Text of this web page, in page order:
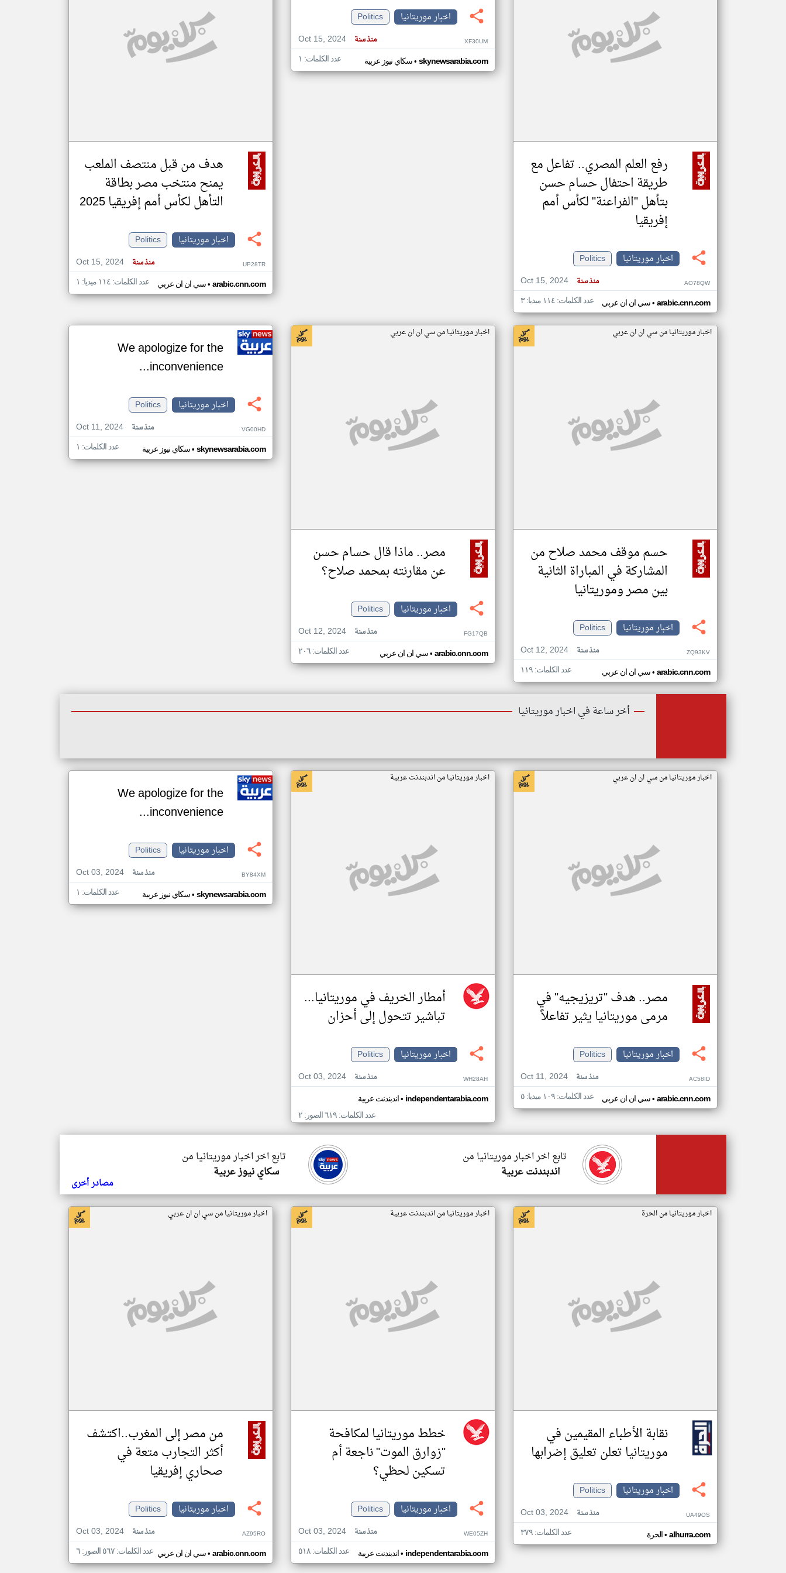
مصادر الأخبار من موريتانيا
رفع العلم المصري.. تفاعل مع
طريقة احتفال حسام حسن
بتأهل "الفراعنة" لكأس أمم
إفريقيا
اخبار موريتانيا
Politics
Oct 15, 2024
منذ سنة AO78QW
سي ان ان عربي• arabic.cnn.com عدد الكلمات: ١١٤ ميديا: ٣
اخبار موريتانيا
Politics
Oct 15, 2024
منذ سنة XF30UM
سكاي نيوز عربية• skynewsarabia.com عدد الكلمات: ١
هدف من قبل منتصف الملعب
يمنح منتخب مصر بطاقة
التأهل لكأس أمم إفريقيا 2025
اخبار موريتانيا
Politics
Oct 15, 2024
منذ سنة UP28TR
سي ان ان عربي• arabic.cnn.com عدد الكلمات: ١١٤ ميديا: ١
اخبار موريتانيا من سي ان ان عربي
حسم موقف محمد صلاح من
المشاركة في المباراة الثانية
بين مصر وموريتانيا
اخبار موريتانيا
Politics
Oct 12, 2024
منذ سنة ZQ93KV
سي ان ان عربي• arabic.cnn.com عدد الكلمات: ١١٩
اخبار موريتانيا من سي ان ان عربي
مصر.. ماذا قال حسام حسن
عن مقارنته بمحمد صلاح؟
اخبار موريتانيا
Politics
Oct 12, 2024
منذ سنة FG17QB
سي ان ان عربي• arabic.cnn.com عدد الكلمات: ٢٠٦
We apologize for the
inconvenience...
اخبار موريتانيا
Politics
Oct 11, 2024
منذ سنة VG00HD
سكاي نيوز عربية• skynewsarabia.com عدد الكلمات: ١
أخر ساعة في اخبار موريتانيا
اخبار موريتانيا من سي ان ان عربي
مصر.. هدف "تريزيجيه" في
مرمى موريتانيا يثير تفاعلاً
اخبار موريتانيا
Politics
Oct 11, 2024
منذ سنة AC58ID
سي ان ان عربي• arabic.cnn.com عدد الكلمات: ١٠٩ ميديا: ٥
اخبار موريتانيا من اندبندنت عربية
أمطار الخريف في موريتانيا...
تباشير تتحول إلى أحزان
اخبار موريتانيا
Politics
Oct 03, 2024
منذ سنة WH28AH
اندبندنت عربية• independentarabia.com
عدد الكلمات: ٦١٩ الصور: ٢
We apologize for the
inconvenience...
اخبار موريتانيا
Politics
Oct 03, 2024
منذ سنة BY84XM
سكاي نيوز عربية• skynewsarabia.com عدد الكلمات: ١
تابع اخر اخبار موريتانيا من
سكاي نيوز عربية
تابع اخر اخبار موريتانيا من
اندبندنت عربية
مصادر أخرى
اخبار موريتانيا من الحرة
نقابة الأطباء المقيمين في
موريتانيا تعلن تعليق إضرابها
اخبار موريتانيا
Politics
Oct 03, 2024
منذ سنة UA49OS
الحرة• alhurra.com عدد الكلمات: ٣٧٩
اخبار موريتانيا من اندبندنت عربية
خطط موريتانيا لمكافحة
"زوارق الموت" ناجعة أم
تسكين لحظي؟
اخبار موريتانيا
Politics
Oct 03, 2024
منذ سنة WE05ZH
اندبندنت عربية• independentarabia.com عدد الكلمات: ٥١٨
اخبار موريتانيا من سي ان ان عربي
من مصر إلى المغرب..اكتشف
أكثر التجارب متعة في
صحاري إفريقيا
اخبار موريتانيا
Politics
Oct 03, 2024
منذ سنة AZ95RO
سي ان ان عربي• arabic.cnn.com عدد الكلمات: ٥٦٧ الصور: ٦